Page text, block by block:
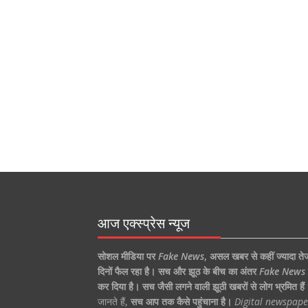
आज एक्स्प्रेस न्यूज
सोशल मीडिया पर Fake News, असल खबर से कहीं ज्यादा
दिनों फैल रहा है। सच और झूठ के बीच का अंतर Fake News
कर दिया है। सच जैसी लगने वाली झूठी खबरों से लोग भ्रमित
जानते हैं, सच आप तक कैसे पहुंचाना है। Digital